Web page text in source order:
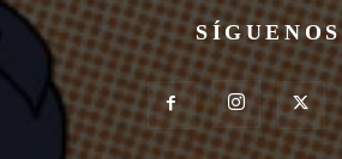
SÍGUENOS